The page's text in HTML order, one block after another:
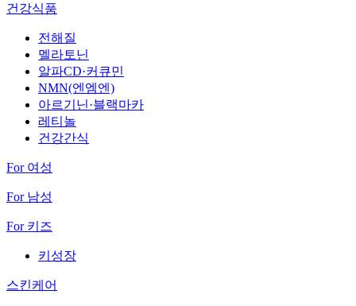
건강식품
전해질
멜라토닌
알파CD·커큐민
NMN(엔엠엔)
아르기닌·블랙마카
레티놀
건강간식
For 여성
For 남성
For 키즈
키성장
스킨케어